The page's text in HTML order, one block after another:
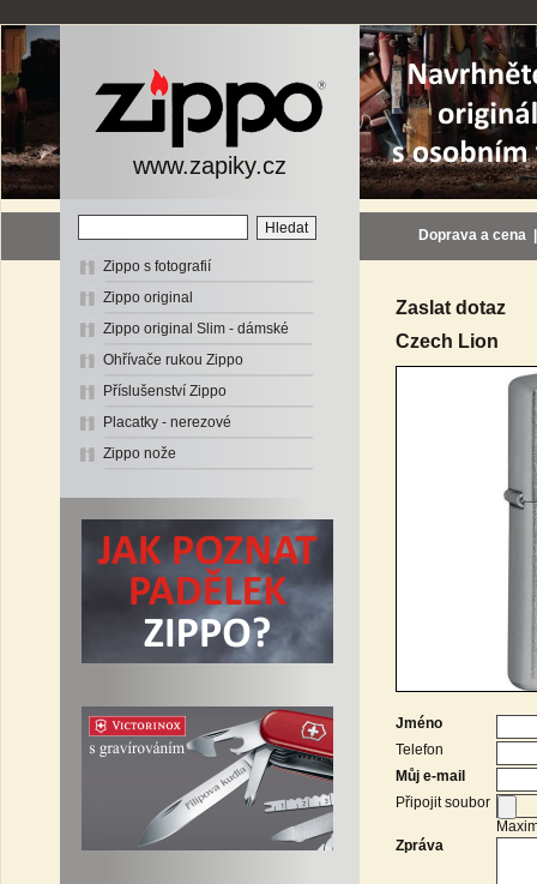
www.zapiky.cz
Zippo s fotografií
Zippo original
Zippo original Slim - dámské
Ohřívače rukou Zippo
Příslušenství Zippo
Placatky - nerezové
Zippo nože
Doprava a cena
Zaslat dotaz
Czech Lion
Jméno
Telefon
Můj e-mail
Připojit soubor
Zpráva